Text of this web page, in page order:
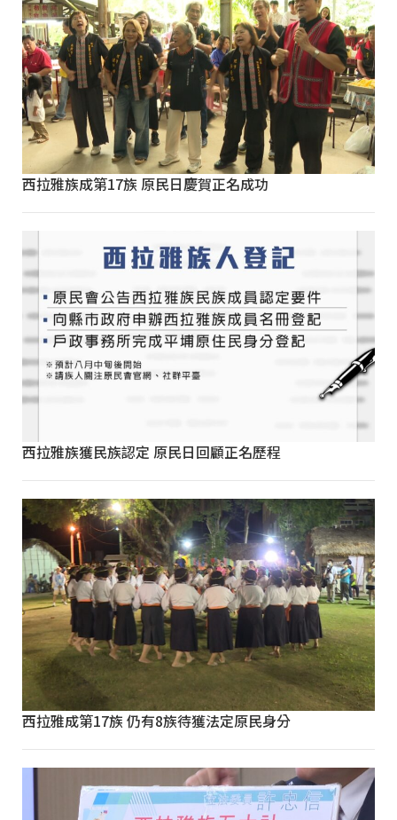
西拉雅族成第17族 原民日慶賀正名成功
西拉雅族獲民族認定 原民日回顧正名歷程
西拉雅成第17族 仍有8族待獲法定原民身分